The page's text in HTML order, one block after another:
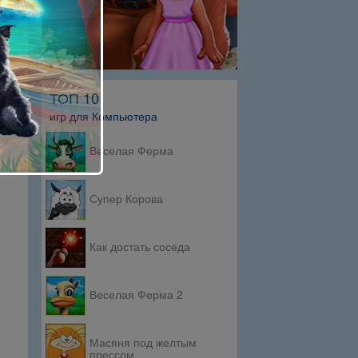
ТОП 10
игр для Компьютера
Веселая Ферма
Супер Корова
Как достать соседа
Веселая Ферма 2
Масяня под желтым
прессом